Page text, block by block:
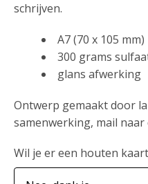
schrijven.
A7 (70 x 105 mm)
300 grams
glans afwerking
Ontwerp gemaakt door
samenwerking, mail
Wil je er een houten